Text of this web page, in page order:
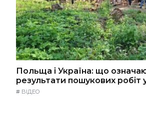
Польща і Україна: що
результати пошукових робіт
# ВІДЕО